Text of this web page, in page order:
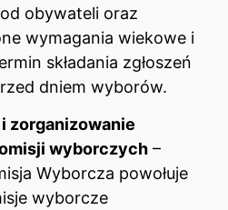
obywateli oraz
wymagania wiekowe i
składania zgłoszeń
dniem wyborów.
zorganizowanie
wyborczych –
Wyborcza powołuje
wyborcze